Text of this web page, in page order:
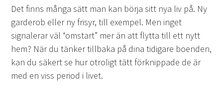
Det finns många sätt man kan börja sitt nya liv på. Ny
garderob eller ny frisyr, till exempel. Men inget
signalerar väl “omstart” mer än att flytta till ett nytt
hem? När du tänker tillbaka på dina tidigare boenden,
kan du säkert se hur otroligt tätt förknippade de är
med en viss period i livet.